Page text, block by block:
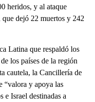
heridos, y al ataque
dejó 22 muertos y 242
Latina que respaldó los
los países de la región
cautela, la Cancillería de
“valora y apoya las
e Israel destinadas a